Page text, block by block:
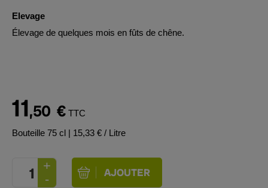
Elevage
Élevage de quelques mois en fûts de chêne.
11,50 € TTC
Bouteille 75 cl | 15,33 € / Litre